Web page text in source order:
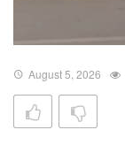
August 5, 2026